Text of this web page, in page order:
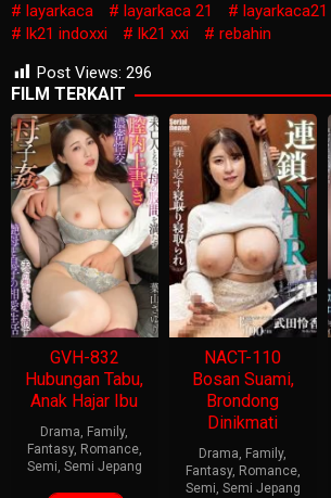
layarkaca
layarkaca 21 layarkaca21
lk21 indoxxi
lk21 xxi
rebahin
Post Views: 296
FILM TERKAIT
GVH-832
Hubungan Tabu,
Anak Hajar Ibu
Drama, Family,
Fantasy, Romance,
Semi, Semi Jepang
NACT-110
Bosan Suami,
Brondong
Dinikmati
Drama, Family,
Fantasy, Romance,
Semi, Semi Jepang